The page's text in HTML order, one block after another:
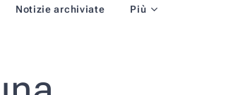
Notizie archiviate Più